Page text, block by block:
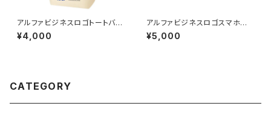
アルファビジネスロゴトートバッ
グ／工藤 裕志
¥4,000
アルファビジネスロゴスマホケ
ース／工藤 裕志
¥5,000
CATEGORY